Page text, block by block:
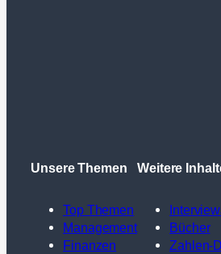
Unsere Themen
Top Themen
Management
Finanzen
Weitere
Bücher
Zahlen-